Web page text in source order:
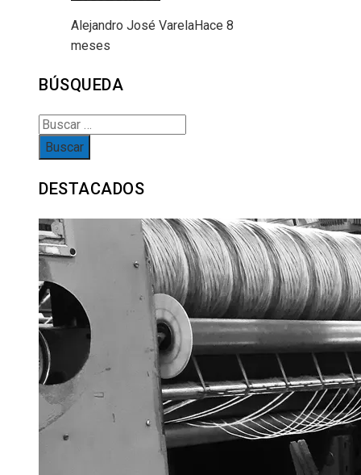
Alejandro José VarelaHace 8
meses
BÚSQUEDA
Buscar:
DESTACADOS